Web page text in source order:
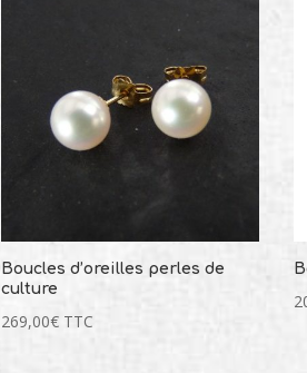
Boucles d’oreilles perles de
culture
269,00€ TTC